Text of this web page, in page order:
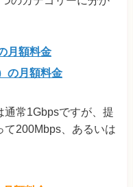
月額料金
の月額料金
通常1Gbpsですが、提
て200Mbps、あるいは